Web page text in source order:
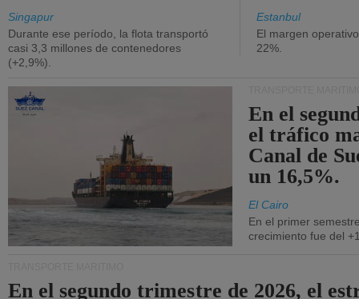
Singapur
Durante ese período, la flota transportó
casi 3,3 millones de contenedores
(+2,9%).
Estanbul
El margen
22%.
En el
el tráfico
Canal de
un 16,5%.
El Cairo
En el primer
crecimiento fue del
En el segundo trimestre de 2026, el